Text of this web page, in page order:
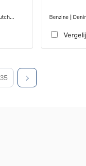
Benzine |
35